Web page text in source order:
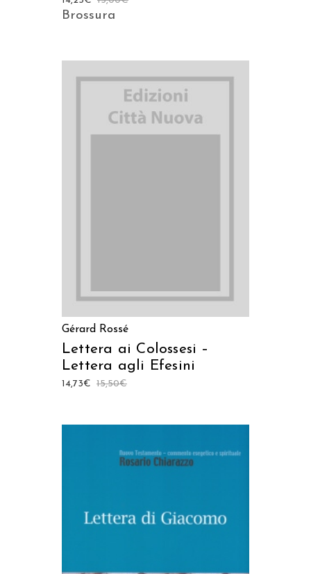
Brossura
Gérard Rossé
Lettera ai Colossesi –
Lettera agli Efesini
15,50€
14,73€